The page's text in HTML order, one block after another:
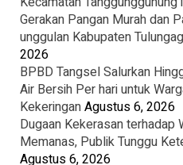
Gerakan Pangan Murah dan
unggulan Kabupaten
2026
BPBD Tangsel Salurkan
Air Bersih Per hari untuk
KekeringanAgustus 6, 2026
Dugaan Kekerasan terhadap
Memanas, Publik Tunggu
Agustus 6, 2026